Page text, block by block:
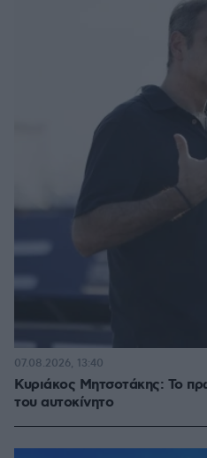
Κυριάκος Μητσοτάκης: Το
του αυτοκίνητο
07.08.2026, 13:40